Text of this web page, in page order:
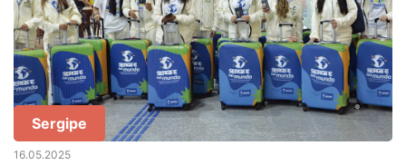
Sergipe
16.05.2025